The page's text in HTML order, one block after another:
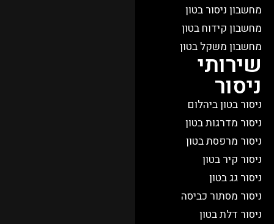
מחשבון ניסור בטון
מחשבון קידוח בטון
מחשבון משקל בטון
שירותי
ניסור
ניסור בטון ביהלום
ניסור מדרגות בטון
ניסור מרפסת בטון
ניסור קיר בטון
ניסור גג בטון
ניסור מסתור כביסה
ניסור דלת בטון